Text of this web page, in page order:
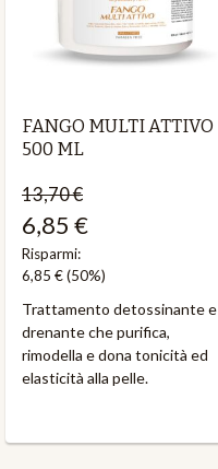
FANGO MULTI ATTIVO
500 ML
13,70 €
6,85 €
Risparmi:
6,85 €(50%)
Trattamento detossinante e
drenante che purifica,
rimodella e dona tonicità ed
elasticità alla pelle.